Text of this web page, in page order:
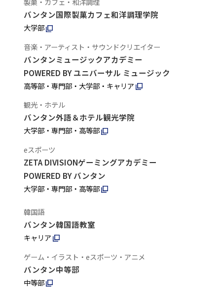
バンタン国際製菓カフェ和洋調理学院
大学部
音楽・アーティスト・サウンドクリエイター
バンタンミュージックアカデミー
POWERED BY ユニバーサル ミュージック
高等部・専門部・大学部・キャリア
観光・ホテル
バンタン外語＆ホテル観光学院
大学部・専門部・高等部
eスポーツ
ZETA DIVISIONゲーミングアカデミー
POWERED BY バンタン
大学部・専門部・高等部
韓国語
バンタン韓国語教室
キャリア
ゲーム・イラスト・eスポーツ・アニメ
バンタン中等部
中等部